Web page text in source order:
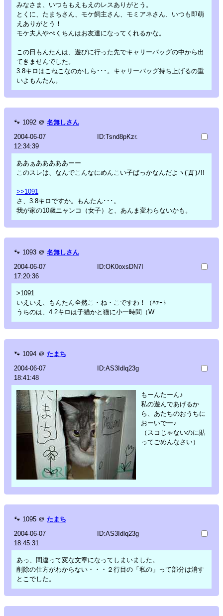
みなさま、いつももえもえのレスありがとう。
とくに、たまちさん、モケ飼主さん、モミアネさん、いつも即萌
えありがとう！
モケ夫人やぺくちんはお友達になってくれるかな。
この日もんたんは、遊びに行った先でキャリーバッグの中から出
てきませんでした。
3.8キロはこねこなのかしら･･･。キャリーバッグ持ち上げるの重
いよもんたん。
🐾 1092 ＠ 名無しさん
2004-06-07
12:34:39
ID:Tsnd8pKzr.
ああぁあああああーー
このスレは、なんでこんなにめんこい子ばっかなんだよヽ(`Д´)ﾉ!!
>>1091
さ、3.8キロですか。もんたん･･･。
我が家の10歳ニャンコ（女子）と、あんま変わらないかも。
🐾 1093 ＠ 名無しさん
2004-06-07
17:20:36
ID:OK0oxsDN7I
>1091
いえいえ、もんたん全然こ・ね・こですわ！（ﾊｧｰﾄ
うちのは、4.2キロは子猫かと猫に小一時間（W
🐾 1094 ＠ たまち
2004-06-07
18:41:48
ID:AS3Idlq23g
もーんたーん♪
私の遊んであげるか
ら、あたちのおうちに
おーいでー♪
（スコじゃないのに貼
ってごめんなさい）
🐾 1095 ＠ たまち
2004-06-07
18:45:31
ID:AS3Idlq23g
あっ、間違って変な文章になってしまいました。
削除の仕方がわからない・・・２行目の「私の」って部分は消す
とこでした。